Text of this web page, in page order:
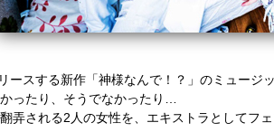
ースする新作「神様なんで！？」のミュージ
ったり、そうでなかったり…
弄される2人の女性を、エキストラとしてフ